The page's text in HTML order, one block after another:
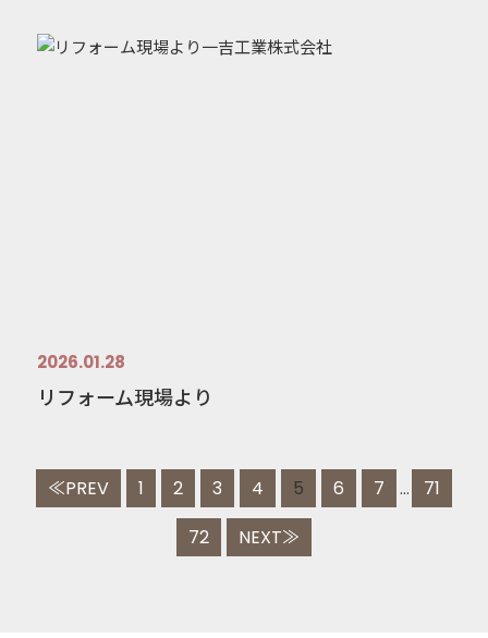
2026.01.28
リフォーム現場より
≪PREV 1 2 3 4 5 6 7 ...
71
72
NEXT≫